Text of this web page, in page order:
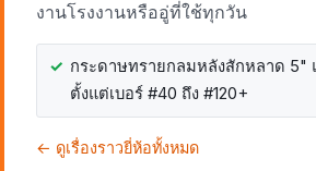
งานโรงงานหรืออู่ที่ใช้ทุกวัน
กระดาษทรายกลมหลังสักหลาด 5"
ตั้งแต่เบอร์ #40 ถึง #120+
← ดูเรื่องราวยี่ห้อทั้งหมด